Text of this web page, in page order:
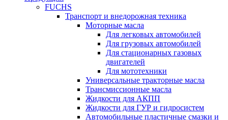
FUCHS
Транспорт и внедорожная техника
Моторные масла
Для легковых автомобилей
Для грузовых автомобилей
Для стационарных газовых
двигателей
Для мототехники
Универсальные тракторные масла
Трансмиссионные масла
Жидкости для АКПП
Жидкости для ГУР и гидросистем
Автомобильные пластичные смазки и